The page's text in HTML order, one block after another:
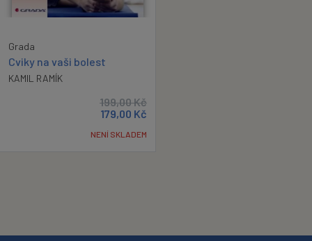
Grada
Cviky na vaši bolest
KAMIL RAMÍK
199,00Kč
179,00 Kč
NENÍ SKLADEM